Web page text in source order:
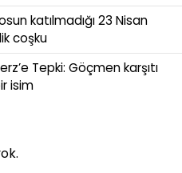
katılmadığı 23 Nisan
coşku
Tepki: Göçmen karşıtı
isim